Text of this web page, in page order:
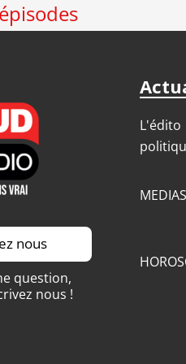
nous
question,
nous !
L'édito
MEDIAS